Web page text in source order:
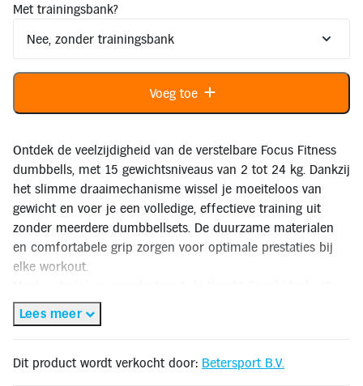
Inloggen
Toegankelijkheid
Verbeter
verhogen
Met trainingsbank?
Voeg toe
Ontdek de veelzijdigheid van de verstelbare Focus Fitness
dumbbells, met 15 gewichtsniveaus van 2 tot 24 kg. Dankzij
het slimme draaimechanisme wissel je moeiteloos van
gewicht en voer je een volledige, effectieve training uit
zonder meerdere dumbbellsets. De duurzame materialen
en comfortabele grip zorgen voor optimale prestaties bij
elke workout.
voor de combi met een stevige standaard om je dumbbells
netjes op te bergen, of ga voor de uitgebreidere set met de
verstelbare Force 8 trainingsbank voor nog meer stabiliteit
en oefenmogelijkheden.
Lees meer
Dit product wordt verkocht door: Betersport B.V.